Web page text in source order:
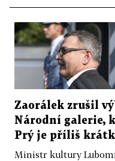
Zaorálek zrušil
Národní galerie,
Prý je příliš
Ministr kultury